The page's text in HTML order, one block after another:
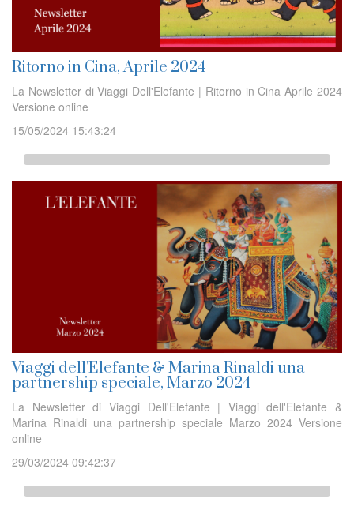
Ritorno in Cina, Aprile 2024
La Newsletter di Viaggi Dell'Elefante | Ritorno in Cina Aprile 2024
Versione online
15/05/2024 15:43:24
Viaggi dell'Elefante & Marina Rinaldi una
partnership speciale, Marzo 2024
La Newsletter di Viaggi Dell'Elefante | Viaggi dell'Elefante &
Marina Rinaldi una partnership speciale Marzo 2024 Versione
online
29/03/2024 09:42:37